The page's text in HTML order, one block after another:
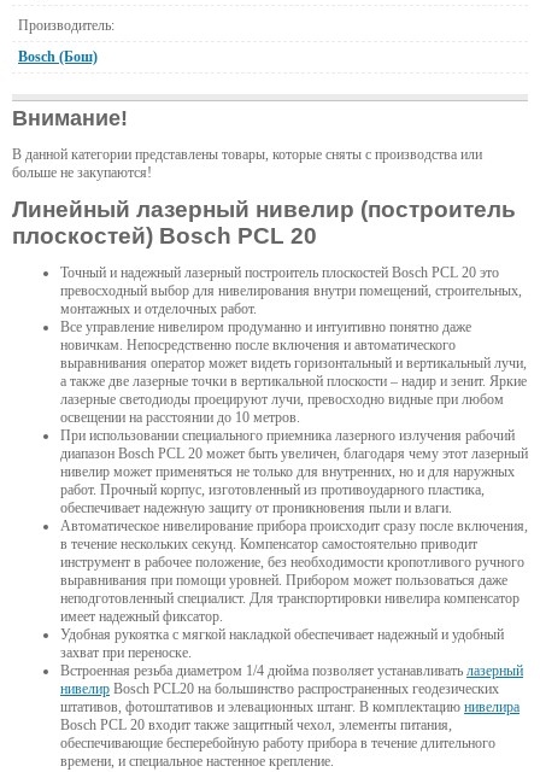
Производитель:
Bosch (Бош)
Внимание!
В данной категории представлены товары, которые сняты с производства или
больше не закупаются!
Линейный лазерный нивелир (построитель
плоскостей) Bosch PCL 20
Точный и надежный лазерный построитель плоскостей Bosch PCL 20 это
превосходный выбор для нивелирования внутри помещений, строительных,
монтажных и отделочных работ.
Все управление нивелиром продуманно и интуитивно понятно даже
новичкам. Непосредственно после включения и автоматического
выравнивания оператор может видеть горизонтальный и вертикальный лучи,
а также две лазерные точки в вертикальной плоскости – надир и зенит. Яркие
лазерные светодиоды проецируют лучи, превосходно видные при любом
освещении на расстоянии до 10 метров.
При использовании специального приемника лазерного излучения рабочий
диапазон Bosch PCL 20 может быть увеличен, благодаря чему этот лазерный
нивелир может применяться не только для внутренних, но и для наружных
работ. Прочный корпус, изготовленный из противоударного пластика,
обеспечивает надежную защиту от проникновения пыли и влаги.
Автоматическое нивелирование прибора происходит сразу после включения,
в течение нескольких секунд. Компенсатор самостоятельно приводит
инструмент в рабочее положение, без необходимости кропотливого ручного
выравнивания при помощи уровней. Прибором может пользоваться даже
неподготовленный специалист. Для транспортировки нивелира компенсатор
имеет надежный фиксатор.
Удобная рукоятка с мягкой накладкой обеспечивает надежный и удобный
захват при переноске.
Встроенная резьба диаметром 1/4 дюйма позволяет устанавливать лазерный
нивелир Bosch PCL20 на большинство распространенных геодезических
штативов, фотоштативов и элевационных штанг. В комплектацию нивелира
Bosch PCL 20 входит также защитный чехол, элементы питания,
обеспечивающие бесперебойную работу прибора в течение длительного
времени, и специальное настенное крепление.